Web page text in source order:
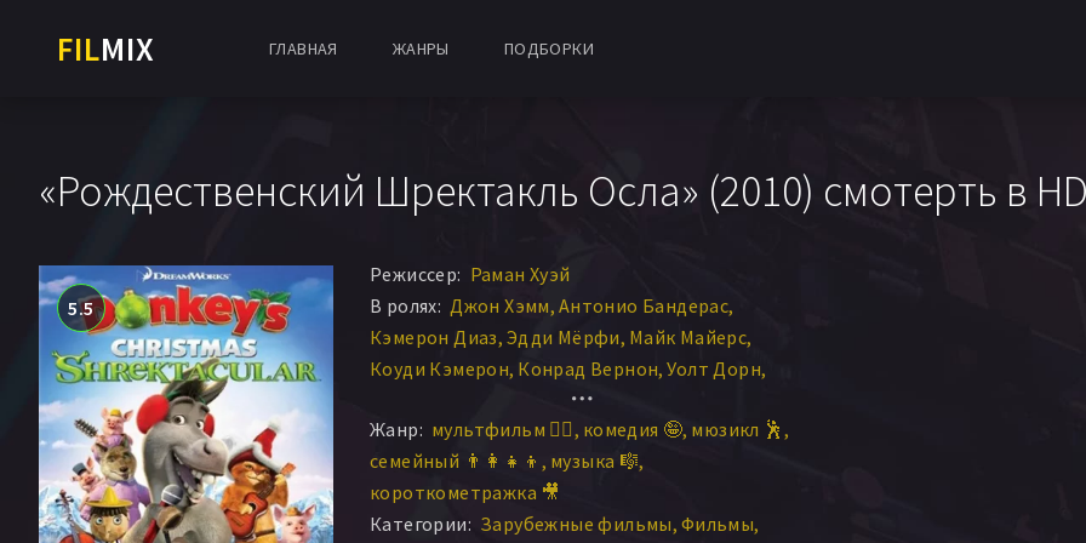
FILMIX ГЛАВНАЯ ЖАНРЫ ПОДБОРКИ
«Рождественский Шректакль Осла» (2010) смотерть в
5.5
Режиссер: Раман Хуэй
В ролях: Джон Хэмм Антонио Бандерас
Кэмерон Диаз Эдди Мёрфи Майк Майерс
Коуди Кэмерон Конрад Вернон Уолт Дорн
Коуди Камерон
Жанр: мультфильм 🧚‍♀️ комедия 🤪 мюзикл 🕺
семейный 👨‍👩‍👧‍👦
музыка 🎼
короткометражка 🎥
Категории: Зарубежные фильмы Фильмы